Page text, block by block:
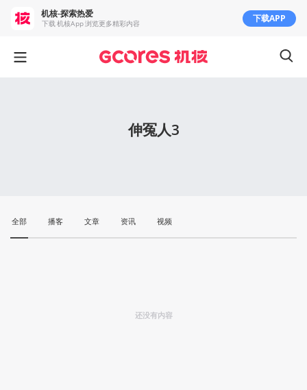
伸冤人3
全部 播客 文章 资讯 视频
还没有内容
机核-探索热爱
下载 机核App 浏览更多精彩内容 下载APP